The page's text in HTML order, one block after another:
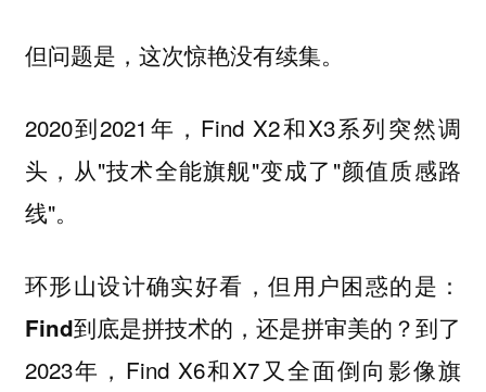
但问题是，这次惊艳没有续集。
2020到2021年，Find X2和X3系列突然调
头，从"技术全能旗舰"变成了"颜值质感路
线"。
环形山设计确实好看，但用户困惑的是：
Find到底是拼技术的，还是拼审美的？到了
2023年，Find X6和X7又全面倒向影像旗